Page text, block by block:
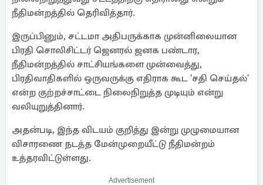
நீதிமன்றத்தில் தெரிவித்தார்.
இருப்பினும், சட்டமா அதிபருக்காக முன்னிலையான
பிரதி சொலிசிட்டர் ஜெனரல் ஜனக பண்டார,
நீதிமன்றத்தில் சாட்சியங்களை முன்வைத்து,
பிரதிவாதிகளில் ஒருவருக்கு எதிராக கூட 'சதி செய்தல்'
என்ற குற்றச்சாட்டை நிலைநிறுத்த முடியும் என்று
வலியுறுத்தினார்.
அதன்படி, இந்த விடயம் குறித்து இன்று முழுமையான
விசாரணை நடத்த மேன்முறையீட்டு நீதிமன்றம்
உத்தரவிட்டுள்ளது.
Advertisement